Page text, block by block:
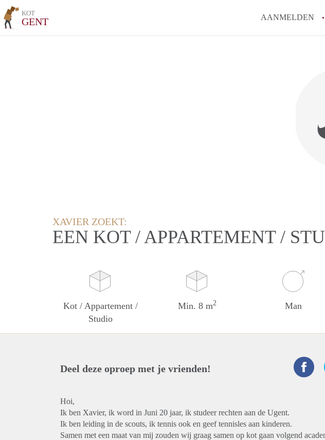
KOT
GENT AANMELDEN
XAVIER ZOEKT:
EEN KOT / APPARTEMENT /
Kot / Appartement /
Studio
Min. 8 m2 Man
Deel deze oproep met je vrienden!
Hoi,
Ik ben Xavier, ik word in Juni 20 jaar, ik studeer rechten aan de Ugent.
Ik ben leiding in de scouts, ik tennis ook en geef tennisles aan kinderen.
Samen met een maat van mij zouden wij graag samen op kot gaan volgend